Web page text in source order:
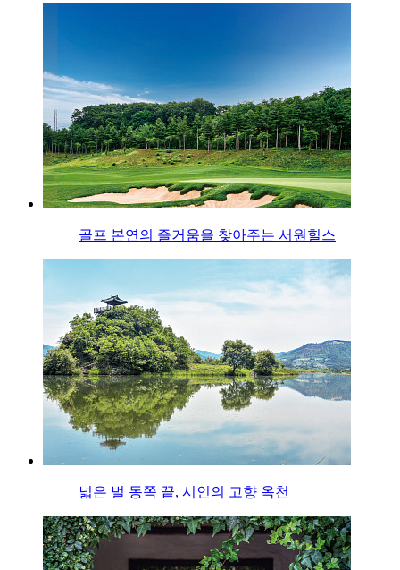
골프 본연의 즐거움을 찾아주는 서원힐스
넓은 벌 동쪽 끝, 시인의 고향 옥천